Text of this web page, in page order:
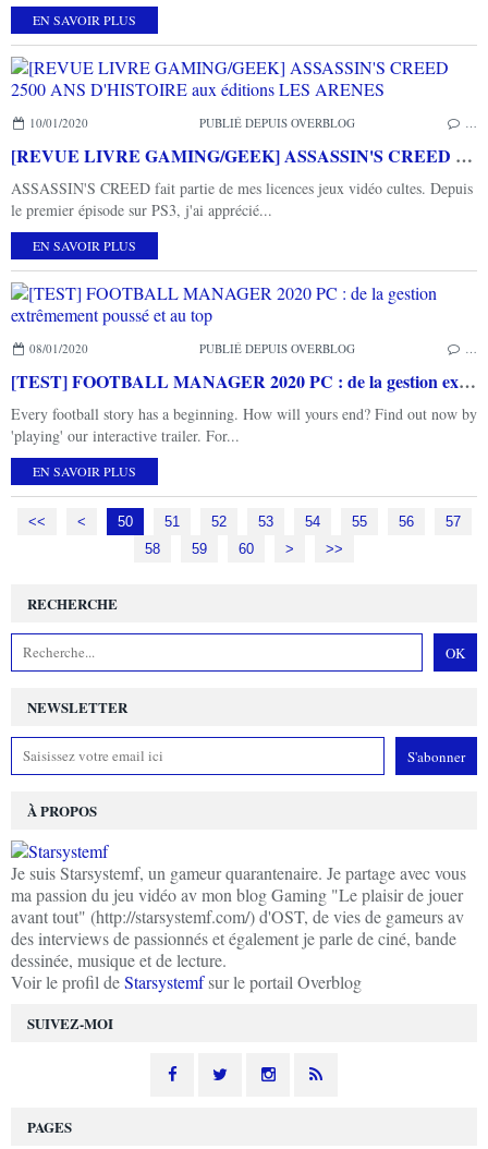
EN SAVOIR PLUS
10/01/2020 PUBLIÉ DEPUIS OVERBLOG
[REVUE LIVRE GAMING/GEEK] ASSASSIN'S CREED 2500 ANS D'HISTOIRE aux éditions LES ARENES
ASSASSIN'S CREED fait partie de mes licences jeux vidéo cultes. Depuis
le premier épisode sur PS3, j'ai apprécié...
EN SAVOIR PLUS
08/01/2020 PUBLIÉ DEPUIS OVERBLOG
[TEST] FOOTBALL MANAGER 2020 PC : de la gestion extrêmement poussé et au top
Every football story has a beginning. How will yours end? Find out now by
'playing' our interactive trailer. For...
EN SAVOIR PLUS
<< < 10
20
30
40
50 51 52 53 54 55 56
57
58
59 60 70
80
90
100
> >>
NEWSLETTER
SUIVEZ-MOI
RECHERCHE
À PROPOS
Je suis Starsystemf, un gameur quarantenaire. Je partage avec vous
ma passion du jeu vidéo av mon blog Gaming "Le plaisir de jouer
avant tout" (http://starsystemf.com/) d'OST, de vies de gameurs av
des interviews de passionnés et également je parle de ciné, bande
dessinée, musique et de lecture.
Voir le profil deStarsystemfsur le portail Overblog
PAGES